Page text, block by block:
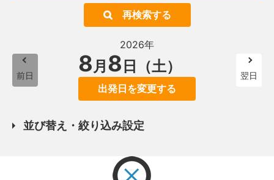
再検索する
前日
2026年
8月 8 日（土）
出発日を変更する
翌日
並び替え・絞り込み設定